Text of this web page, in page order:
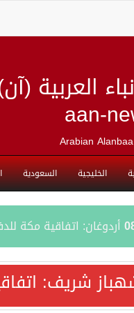
العربية
aan-
Arabian
الخليجية السعودية
أردوغان: اتفاقية مكة
سمو وزير الخارجية :
شريف: